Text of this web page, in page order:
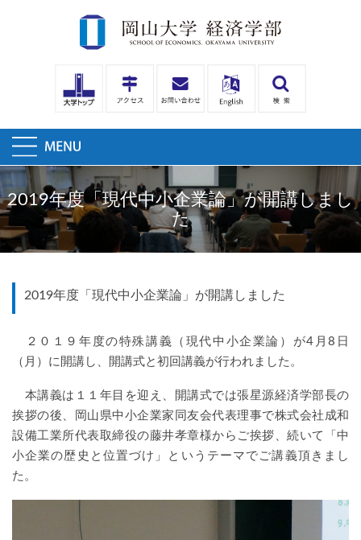
2019年度「現代中小企業論」が開講しまし
た
2019年度「現代中小企業論」が開講しました
２０１９年度の特殊講義（現代中小企業論）が4月8日
（月）に開講し、開講式と初回講義が行われました。
本講義は１１年目を迎え、開講式では張星源経済学部長の
挨拶の後、岡山県中小企業家同友会代表理事で株式会社成和
設備工業所代表取締役の藤井孝章様からご挨拶、続いて「中
小企業の歴史と位置づけ」というテーマでご講義頂きまし
た。